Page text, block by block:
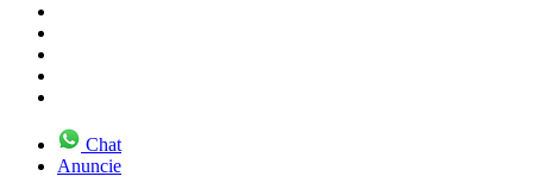
Chat
Anuncie